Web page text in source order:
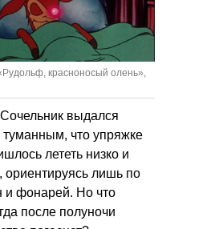
красноносый олень»,
выдался
туманным, что упряжке
лететь низко и
ориентируясь лишь по
и фонарей. Но что
после полуночи